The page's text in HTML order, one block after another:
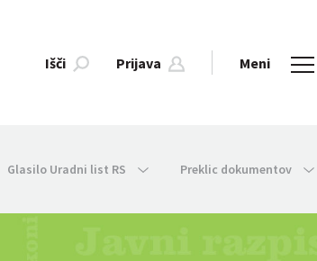
Išči Prijava Meni
Glasilo Uradni list RS Preklic dokumentov